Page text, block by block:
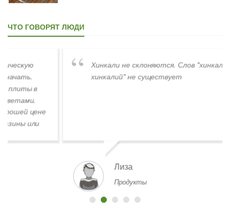
ЧТО ГОВОРЯТ ЛЮДИ
Хинкали не склоняются. Слов "хинкалиев,
хинкалий" не существует
Лиза
Продукты